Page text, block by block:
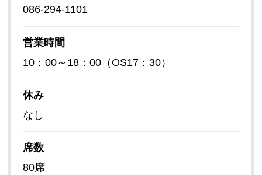
086-294-1101
営業時間
10：00～18：00（OS17：30）
休み
なし
席数
80席